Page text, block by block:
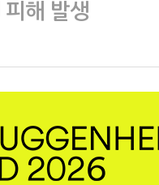
해 발생